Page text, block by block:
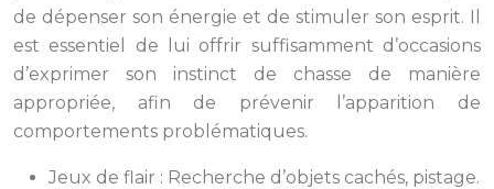
de dépenser son énergie et de stimuler son esprit. Il
est essentiel de lui offrir suffisamment d’occasions
d’exprimer son instinct de chasse de manière
appropriée, afin de prévenir l’apparition de
comportements problématiques.
Jeux de flair : Recherche d’objets cachés, pistage.